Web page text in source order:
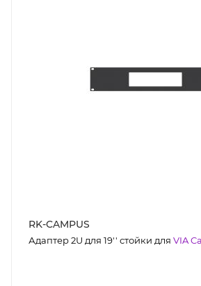
RK-CAMPUS
Адаптер 2U для 19'' стойки для VIA